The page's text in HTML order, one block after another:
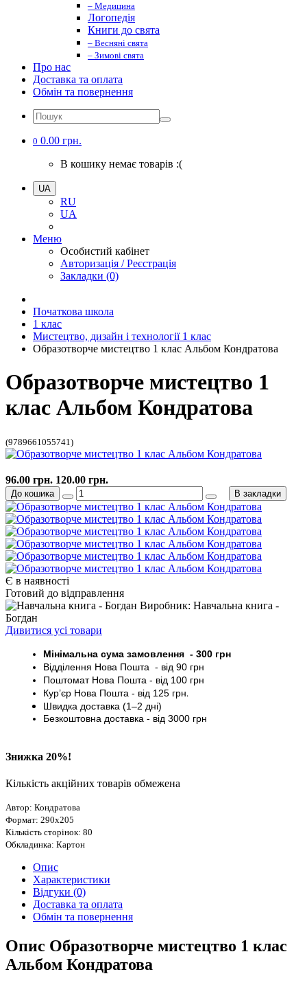
– Медицина
Логопедія
Книги до свята
– Весняні свята
– Зимові свята
Про нас
Доставка та оплата
Обмін та повернення
0 0.00 грн.
В кошику немає товарів :(
UA
RU
UA
Меню
Особистий кабінет
Авторизація / Реєстрація
Закладки (0)
Початкова школа
1 клас
Мистецтво, дизайн і технології 1 клас
Образотворче мистецтво 1 клас Альбом Кондратова
Образотворче мистецтво 1
клас Альбом Кондратова
(9789661055741)
Є в наявності
Готовий до відправлення
Виробник: Навчальна книга -
Богдан
Дивитися усі товари
Мінімальна сума замовлення - 300 грн
Відділення Нова Пошта - від 90 грн
ПоштоматНова Пошта - від 100 грн
Кур’єр Нова Пошта - від 125 грн.
Швидка доставка (1–2 дні)
Безкоштовна доставка - від 3000 грн
Знижка 20%!
Кількість акційних товарів обмежена
Автор: Кондратова
Формат: 290х205
Кількість сторінок: 80
Обкладинка: Картон
96.00 грн. 120.00 грн.
До кошика В закладки
Опис
Характеристики
Відгуки (0)
Доставка та оплата
Обмін та повернення
Опис Образотворче мистецтво 1 клас
Альбом Кондратова